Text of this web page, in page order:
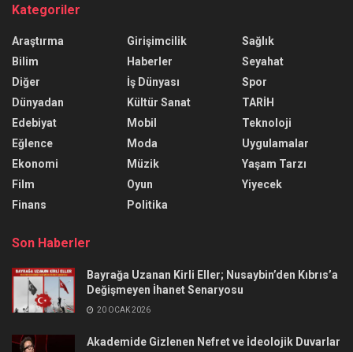
Kategoriler
Araştırma
Bilim
Diğer
Dünyadan
Edebiyat
Eğlence
Ekonomi
Film
Finans
Girişimcilik
Haberler
İş Dünyası
Kültür Sanat
Mobil
Moda
Müzik
Oyun
Politika
Sağlık
Seyahat
Spor
TARİH
Teknoloji
Uygulamalar
Yaşam Tarzı
Yiyecek
Son Haberler
Bayrağa Uzanan Kirli Eller; Nusaybin’den Kıbrıs’a
Değişmeyen İhanet Senaryosu
20 OCAK 2026
Akademide Gizlenen Nefret ve İdeolojik Duvarlar